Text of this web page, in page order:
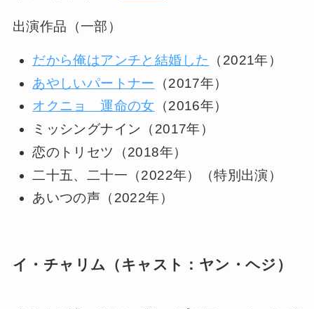
出演作品（一部）
だから俺はアンチと結婚した
（2021年）
あやしいパートナー （2017年）
オクニョ 運命の女 （2016年）
ミッシングナイン（2017年）
恋のトリセツ（2018年）
二十五、二十一（2022年）（特別出演）
あいつの声（2022年）
イ・チャリム（キャスト：ヤン・ヘジ）